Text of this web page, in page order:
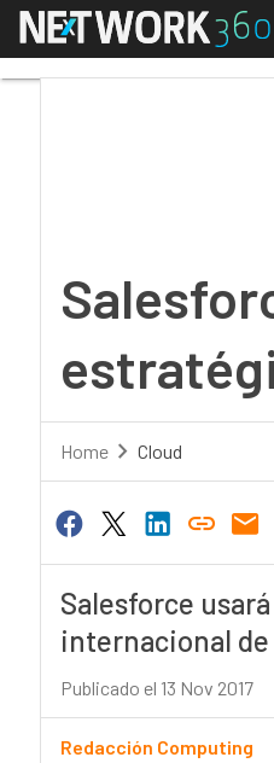
Menú
Home Cloud
Salesforce
internacional
Publicado el 13 Nov 2017
Redacción Computing